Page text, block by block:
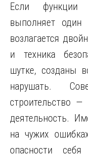
Если функции
выполняет
возлагается
и техника
шутке, созданы
нарушать.
строительство —
деятельность.
на чужих
опасности